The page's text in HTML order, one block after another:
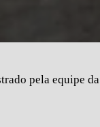
pela equipe da